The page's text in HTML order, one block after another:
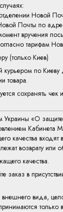
Новой
Почты по
вручения
тарифам
(только Киев)
по Киеву
товара.
сохранять чек
Украины «О
Кабинета
качества входят
возврату или
качества.
заказ в
вида,